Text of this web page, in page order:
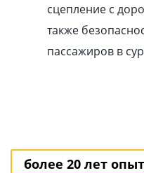
сцепление с
также
пассажиров в
более 20 лет